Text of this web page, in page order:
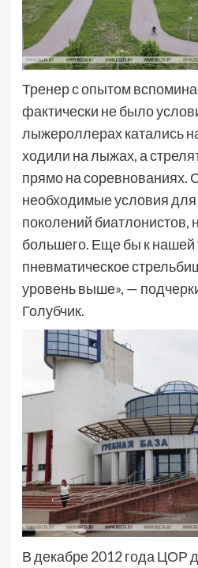
Тренер с опытом
фактически не было
лыжероллерах катались
ходили на лыжах, а
прямо на соревнованиях.
необходимые условия
поколений биатлонистов,
большего. Еще бы к нашей
пневматическое
уровень выше», —
Голубчик.
В декабре 2012 года ЦОР